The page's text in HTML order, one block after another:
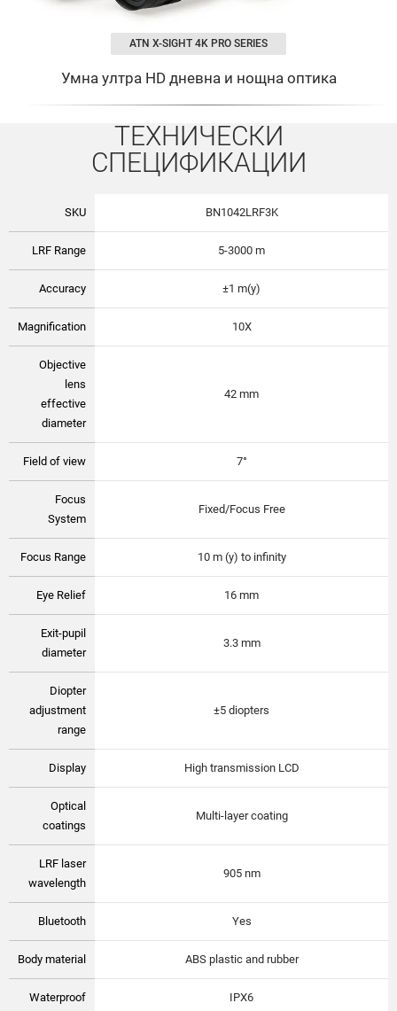
ATN X-SIGHT 4K PRO SERIES
Умна ултра HD дневна и нощна оптика
ТЕХНИЧЕСКИ
СПЕЦИФИКАЦИИ
SKU BN1042LRF3K
LRF Range 5-3000 m
Accuracy ±1 m(y)
Magnification 10X
Objective
lens
effective
diameter
42 mm
Field of view 7°
Focus
System
Fixed/Focus Free
Focus Range 10 m (y) to infinity
Eye Relief 16 mm
Exit-pupil
diameter
3.3 mm
Diopter
adjustment
range
±5 diopters
Display High transmission LCD
Optical
coatings
Multi-layer coating
LRF laser
wavelength
905 nm
Bluetooth Yes
Body material ABS plastic and rubber
Waterproof IPX6